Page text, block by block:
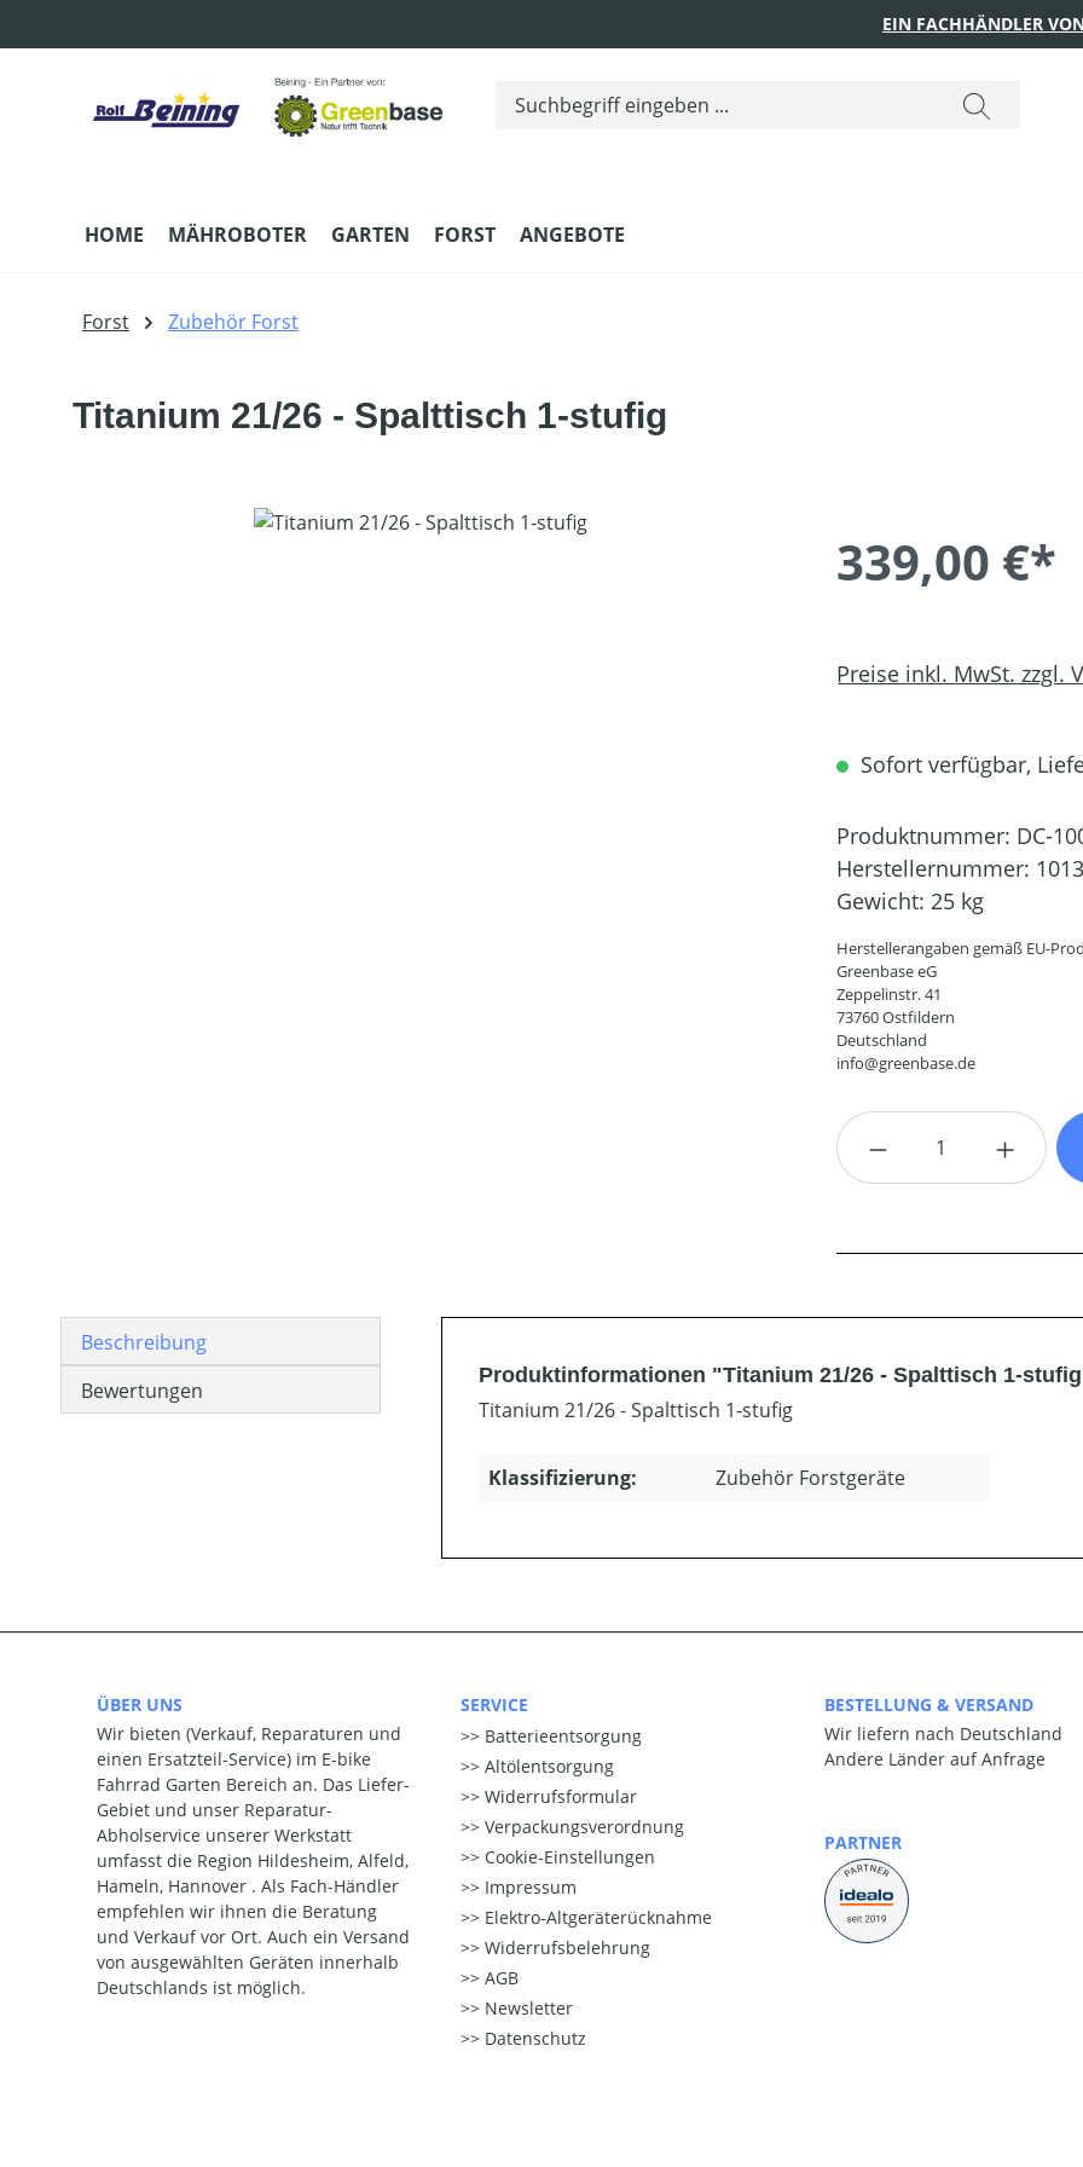
EIN FACHHÄNDLER
HOME MÄHROBOTER GARTEN FORST ANGEBOTE
Forst Zubehör Forst
Titanium 21/26 - Spalttisch 1-stufig
Bildergalerie überspringen
339,00 €*
Preise inkl. MwSt. zzgl.
Sofort verfügbar,
Produktnummer: DC-
Herstellernummer:
Gewicht: 25 kg
Herstellerangaben gemäß EU-
Greenbase eG
Zeppelinstr. 41
73760 Ostfildern
Deutschland
info@greenbase.de
Produkt Anzahl:
Beschreibung
Bewertungen
Produktinformationen "Titanium 21/26 - Spalttisch 1-
Titanium 21/26 - Spalttisch 1-stufig
Klassifizierung: Zubehör Forstgeräte
ÜBER UNS
Wir bieten (Verkauf, Reparaturen und
einen Ersatzteil-Service) im E-bike
Fahrrad Garten Bereich an. Das Liefer-
Gebiet und unser Reparatur-
Abholservice unserer Werkstatt
umfasst die Region Hildesheim, Alfeld,
Hameln, Hannover . Als Fach-Händler
empfehlen wir ihnen die Beratung
und Verkauf vor Ort. Auch ein Versand
von ausgewählten Geräten innerhalb
Deutschlands ist möglich.
SERVICE
Batterieentsorgung
Altölentsorgung
Widerrufsformular
Verpackungsverordnung
Cookie-Einstellungen
Impressum
Elektro-Altgeräterücknahme
Widerrufsbelehrung
AGB
Newsletter
Datenschutz
BESTELLUNG & VERSAND
Wir liefern nach Deutschland
Andere Länder auf Anfrage
PARTNER